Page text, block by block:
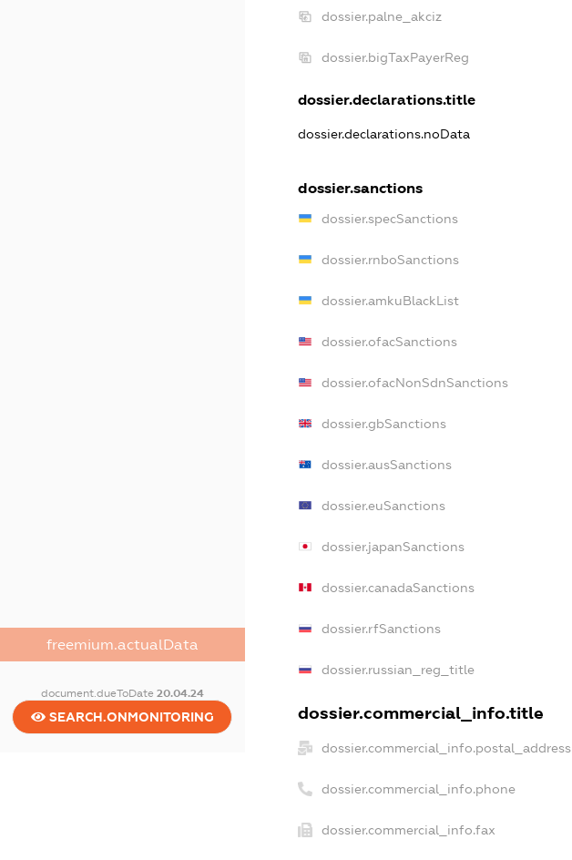
freemium.actualData
document.dueToDate 20.04.24
SEARCH.ONMONITORING
dossier.palne_akciz
dossier.bigTaxPayerReg
dossier.declarations.title
dossier.declarations.noData
dossier.sanctions
dossier.specSanctions
dossier.rnboSanctions
dossier.amkuBlackList
dossier.ofacSanctions
dossier.ofacNonSdnSanctions
dossier.gbSanctions
dossier.ausSanctions
dossier.euSanctions
dossier.japanSanctions
dossier.canadaSanctions
dossier.rfSanctions
dossier.russian_reg_title
dossier.commercial_info.title
dossier.commercial_info.postal_address
dossier.commercial_info.phone
dossier.commercial_info.fax